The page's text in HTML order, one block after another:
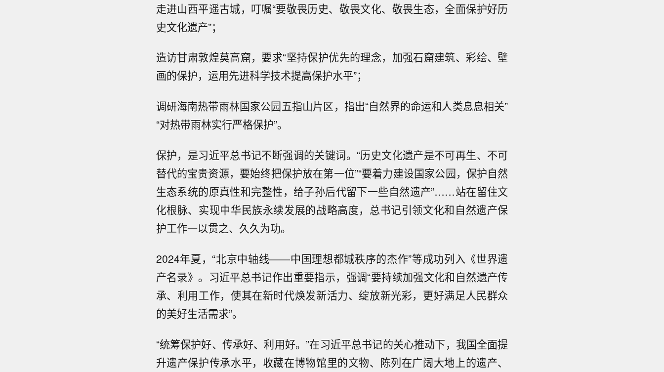
走进山西平遥古城，叮嘱“要敬畏历史、敬畏文化、敬畏生态，全面保护好历
史文化遗产”；
造访甘肃敦煌莫高窟，要求“坚持保护优先的理念，加强石窟建筑、彩绘、壁
画的保护，运用先进科学技术提高保护水平”；
调研海南热带雨林国家公园五指山片区，指出“自然界的命运和人类息息相关”
“对热带雨林实行严格保护”。
保护，是习近平总书记不断强调的关键词。“历史文化遗产是不可再生、不可
替代的宝贵资源，要始终把保护放在第一位”“要着力建设国家公园，保护自然
生态系统的原真性和完整性，给子孙后代留下一些自然遗产”……站在留住文
化根脉、实现中华民族永续发展的战略高度，总书记引领文化和自然遗产保
护工作一以贯之、久久为功。
2024年夏，“北京中轴线——中国理想都城秩序的杰作”等成功列入《世界遗
产名录》。习近平总书记作出重要指示，强调“要持续加强文化和自然遗产传
承、利用工作，使其在新时代焕发新活力、绽放新光彩，更好满足人民群众
的美好生活需求”。
“统筹保护好、传承好、利用好。”在习近平总书记的关心推动下，我国全面提
升遗产保护传承水平，收藏在博物馆里的文物、陈列在广阔大地上的遗产、